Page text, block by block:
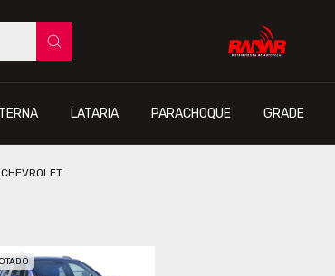
LATARIA PARACHOQUE GRADE
CHEVROLET